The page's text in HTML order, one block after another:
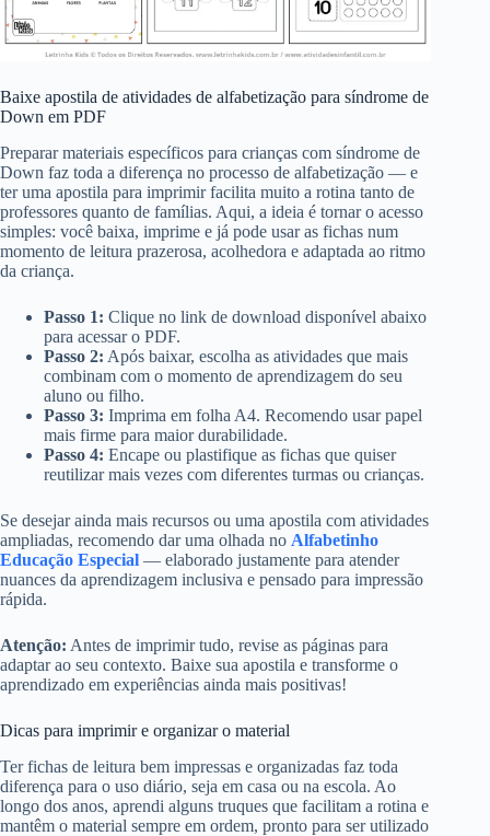
Baixe apostila de atividades de alfabetização para síndrome de
Down em PDF
Preparar materiais específicos para crianças com síndrome de
Down faz toda a diferença no processo de alfabetização — e
ter uma apostila para imprimir facilita muito a rotina tanto de
professores quanto de famílias. Aqui, a ideia é tornar o acesso
simples: você baixa, imprime e já pode usar as fichas num
momento de leitura prazerosa, acolhedora e adaptada ao ritmo
da criança.
Passo 1: Clique no link de download disponível abaixo
para acessar o PDF.
Passo 2: Após baixar, escolha as atividades que mais
combinam com o momento de aprendizagem do seu
aluno ou filho.
Passo 3: Imprima em folha A4. Recomendo usar papel
mais firme para maior durabilidade.
Passo 4: Encape ou plastifique as fichas que quiser
reutilizar mais vezes com diferentes turmas ou crianças.
Se desejar ainda mais recursos ou uma apostila com atividades
ampliadas, recomendo dar uma olhada no Alfabetinho
Educação Especial — elaborado justamente para atender
nuances da aprendizagem inclusiva e pensado para impressão
rápida.
Atenção: Antes de imprimir tudo, revise as páginas para
adaptar ao seu contexto. Baixe sua apostila e transforme o
aprendizado em experiências ainda mais positivas!
Dicas para imprimir e organizar o material
Ter fichas de leitura bem impressas e organizadas faz toda
diferença para o uso diário, seja em casa ou na escola. Ao
longo dos anos, aprendi alguns truques que facilitam a rotina e
mantêm o material sempre em ordem, pronto para ser utilizado